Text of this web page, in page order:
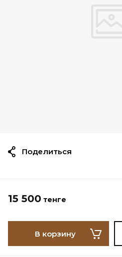
15 500 тенге
В корзину
Поделиться